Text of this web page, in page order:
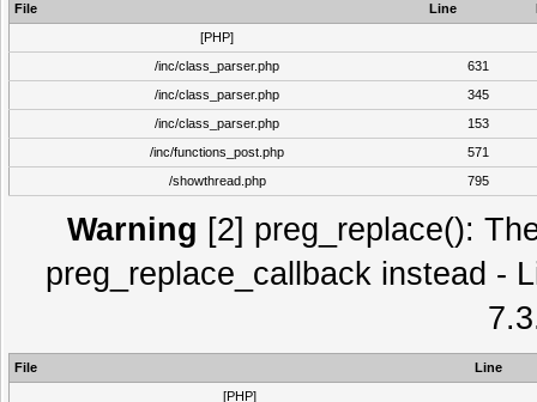
File Line
[PHP]
/inc/class_parser.php
631
/inc/class_parser.php
345
/inc/class_parser.php
153
/inc/functions_post.php
571
/showthread.php
795
Warning [2] preg_replace():
preg_replace_callback instead -
File
Line
[PHP]